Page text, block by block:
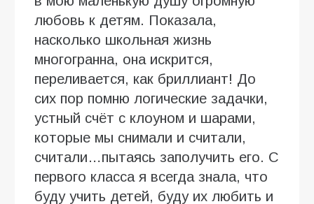
любовь к детям. Показала,
насколько школьная жизнь
многогранна, она искрится,
переливается, как бриллиант! До
сих пор помню логические задачки,
устный счёт с клоуном и шарами,
которые мы снимали и считали,
считали…пытаясь заполучить его. С
первого класса я всегда знала, что
буду учить детей, буду их любить и